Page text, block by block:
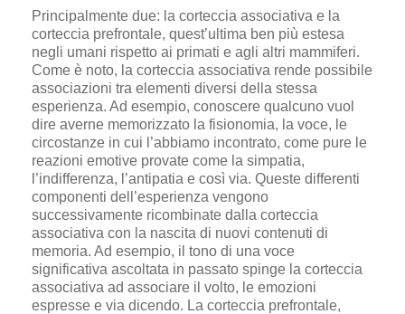
Principalmente due: la corteccia associativa e la
corteccia prefrontale, quest’ultima ben più estesa
negli umani rispetto ai primati e agli altri mammiferi.
Come è noto, la corteccia associativa rende possibile
associazioni tra elementi diversi della stessa
esperienza. Ad esempio, conoscere qualcuno vuol
dire averne memorizzato la fisionomia, la voce, le
circostanze in cui l’abbiamo incontrato, come pure le
reazioni emotive provate come la simpatia,
l’indifferenza, l’antipatia e così via. Queste differenti
componenti dell’esperienza vengono
successivamente ricombinate dalla corteccia
associativa con la nascita di nuovi contenuti di
memoria. Ad esempio, il tono di una voce
significativa ascoltata in passato spinge la corteccia
associativa ad associare il volto, le emozioni
espresse e via dicendo. La corteccia prefrontale,